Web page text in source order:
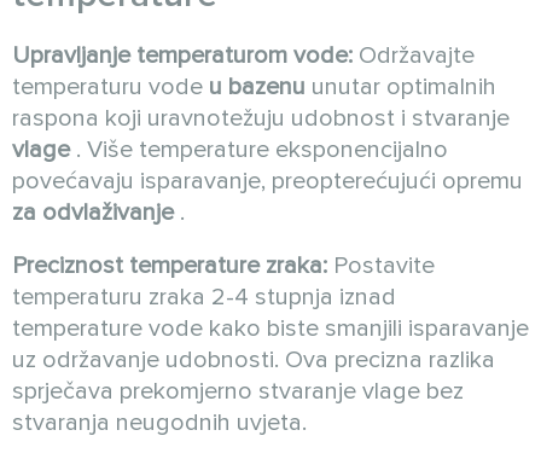
Upravljanje temperaturom vode: Održavajte
temperaturu vode u bazenu unutar optimalnih
raspona koji uravnotežuju udobnost i stvaranje
vlage. Više temperature eksponencijalno
povećavaju isparavanje, preopterećujući opremu
za odvlaživanje.
Preciznost temperature zraka: Postavite
temperaturu zraka 2-4 stupnja iznad
temperature vode kako biste smanjili isparavanje
uz održavanje udobnosti. Ova precizna razlika
sprječava prekomjerno stvaranje vlage bez
stvaranja neugodnih uvjeta.